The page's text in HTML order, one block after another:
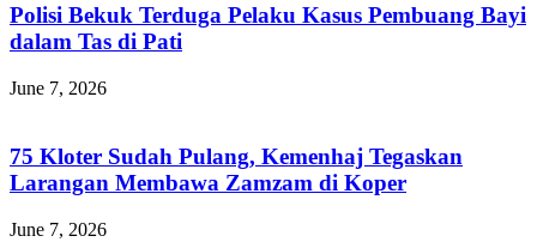
Polisi Bekuk Terduga Pelaku Kasus Pembuang Bayi
dalam Tas di Pati
June 7, 2026
75 Kloter Sudah Pulang, Kemenhaj Tegaskan
Larangan Membawa Zamzam di Koper
June 7, 2026